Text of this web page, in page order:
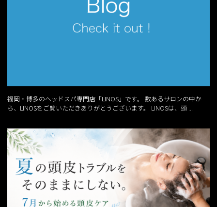
福岡・博多のヘッドスパ専門店「LINOS」です。 数あるサロンの中か
ら、LINOSをご覧いただきありがとうございます。 LINOSは、頭 ...